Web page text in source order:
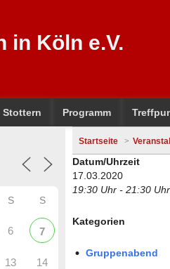
in Köln e.V.
Stottern Programm
S S
6 7
13 14
Startseite
Datum/Uhrzeit
17.03.2020
19:30 Uhr - 21:30 Uhr
Kategorien
Gruppenabend